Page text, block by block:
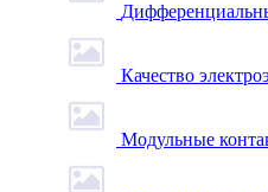
Качество
Модульные